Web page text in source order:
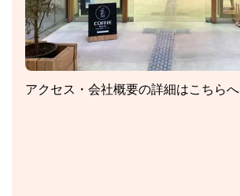
アクセス・会社概要の詳細はこちらへ